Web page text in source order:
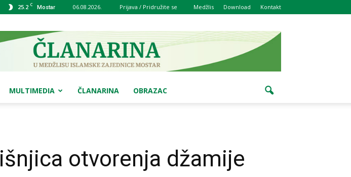
25.2 C Mostar 06.08.2026. Prijava / Pridružite se Medžlis Download Kontakt
MULTIMEDIA ČLANARINA OBRAZAC
otvorenja džamije